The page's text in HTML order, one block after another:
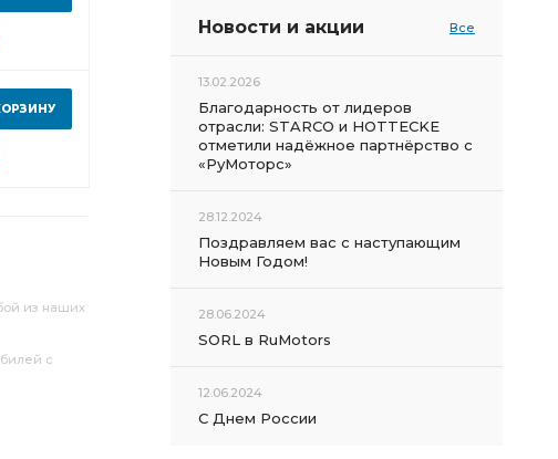
из наших
с
Новости и акции Все
13.02.2026
Благодарность от лидеров
отрасли: STARCO и HOTTECKE
отметили надёжное партнёрство с
«РуМоторс»
28.12.2024
Поздравляем вас с наступающим
Новым Годом!
28.06.2024
SORL в RuMotors
12.06.2024
С Днем России